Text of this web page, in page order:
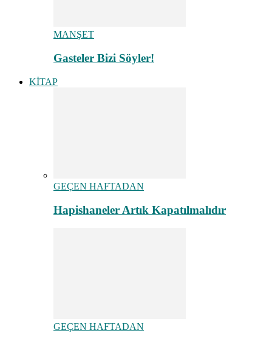
MANŞET
Gasteler Bizi Söyler!
KİTAP
GEÇEN HAFTADAN
Hapishaneler Artık Kapatılmalıdır
GEÇEN HAFTADAN